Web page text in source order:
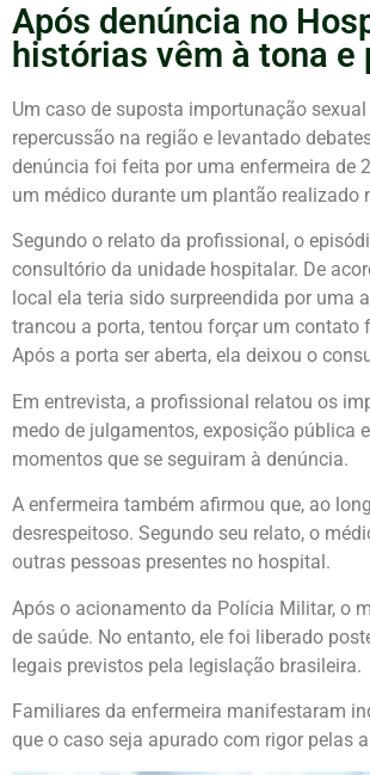
Após denúncia no
histórias vêm à tona
Um caso de suposta importunação
repercussão na região e levantado
denúncia foi feita por uma enfermeira de
um médico durante um plantão realizado
Segundo o relato da profissional, o
consultório da unidade hospitalar. De
local ela teria sido surpreendida por uma
trancou a porta, tentou forçar um contato
Após a porta ser aberta, ela deixou o
Em entrevista, a profissional relatou os
medo de julgamentos, exposição pública
momentos que se seguiram à denúncia.
A enfermeira também afirmou que, ao
desrespeitoso. Segundo seu relato, o
outras pessoas presentes no hospital.
Após o acionamento da Polícia Militar, o
de saúde. No entanto, ele foi liberado
legais previstos pela legislação brasileira.
Familiares da enfermeira manifestaram
que o caso seja apurado com rigor pelas